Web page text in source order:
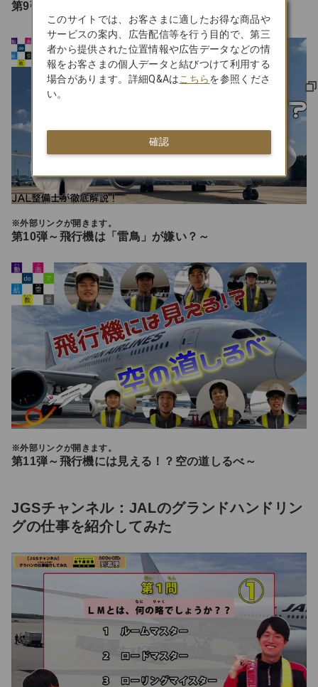
第9弾～ボーイング787の窓の秘密～
※外部リンクが開きます。
第10弾～飛行機は「雷鳥」が嫌い？～
※外部リンクが開きます。
第11弾～飛行機には見える！？空の道しるべ～
JGSチャンネル：JALのグランドハンドリン
グの仕事を紹介してみた
このサイトでは、お客さまに適したお得な商品や
サービスの案内、広告配信等を行う目的で、第三
者から提供された位置情報や広告データなどの情
報をお客さまの個人データと結びつけて利用する
場合があります。詳細Q&Aはこちらを参照くださ
い。
確認